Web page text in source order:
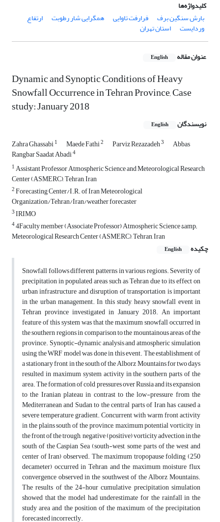
کلیدواژه‌ها
بارش سنگین برف
فرارفت تاوایی همگرایی شار رطوبت ارتفاع
وردایست استان تهران
عنوان مقاله English
Dynamic and Synoptic Conditions of Heavy
Snowfall Occurrence in Tehran Province, Case
study: January 2018
نویسندگان English
Zahra Ghassabi1 Maede Fathi2 Parviz Rezazadeh3 Abbas
Rangbar Saadat Abadi4
1Assistant Professor Atmospheric Science and Meteorological Research
Center (ASMERC), Tehran, Iran
2Forecasting Center/I.R. of Iran Meteorological
Organization/Tehran/Iran/weather forecaster
3IRIMO
44Faculty member (Associate Professor) Atmospheric Science &amp;
Meteorological Research Center (ASMERC), Tehran, Iran
چکیده
English
Snowfall follows different patterns in various regions. Severity of
precipitation in populated areas such as Tehran due to its effect on
urban infrastructure and disruption of transportation is important
in the urban management. In this study, heavy snowfall event in
Tehran province investigated in January 2018. An important
feature of this system was that the maximum snowfall occurred in
the southern regions in comparison to the mountainous areas of the
province. Synoptic-dynamic analysis and atmospheric simulation
using the WRF model was done in this event. The establishment of
a stationary front in the south of the Alborz Mountains for two days
resulted in maximum system activity in the southern parts of the
area. The formation of cold pressures over Russia and its expansion
to the Iranian plateau in contrast to the low-pressure from the
Mediterranean and Sudan to the central parts of Iran has caused a
severe temperature gradient. Concurrent with warm front activity
in the plains south of the province, maximum potential vorticity in
the front of the trough, negative (positive) vorticity advection in the
south of the Caspian Sea (south-west, some parts of the west and
center of Iran) observed. The maximum tropopause folding (250
decameter) occurred in Tehran and the maximum moisture flux
convergence observed in the southwest of the Alborz Mountains.
The results of the 24-hour cumulative precipitation simulation
showed that the model had underestimate for the rainfall in the
study area and the position of the maximum of the precipitation
forecasted incorrectly.